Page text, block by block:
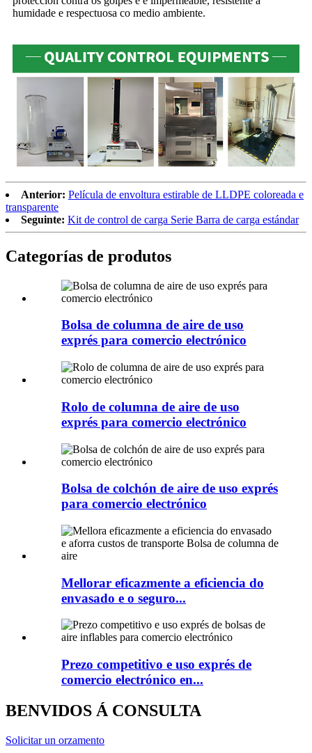
humidade e respectuosa co medio ambiente.
Anterior: Película de envoltura estirable de LLDPE coloreada e
transparente
Seguinte: Kit de control de carga Serie Barra de carga estándar
Categorías de produtos
Bolsa de columna de aire de uso
exprés para comercio electrónico
Rolo de columna de aire de uso
exprés para comercio electrónico
Bolsa de colchón de aire de uso exprés
para comercio electrónico
Mellorar eficazmente a eficiencia do
envasado e o seguro...
Prezo competitivo e uso exprés de
comercio electrónico en...
BENVIDOS Á CONSULTA
Solicitar un orzamento